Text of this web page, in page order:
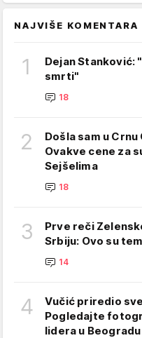
NAJVIŠE KOMENTARA
1
Dejan Stanković:
smrti"
18
2
Došla sam u
Ovakve cene za
Sejšelima
18
3
Prve reči
Srbiju: Ovo su
14
4
Vučić priredio
Pogledajte
lidera u